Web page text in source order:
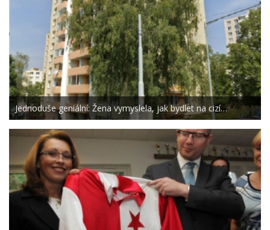
Jednoduše geniální: Žena vymyslela, jak bydlet na cizí…